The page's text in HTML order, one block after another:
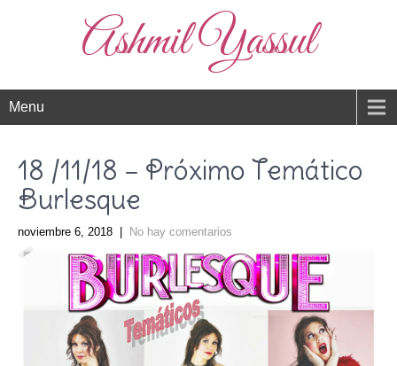
Ashmil Yassul
Menu
18 /11/18 – Próximo Temático
Burlesque
noviembre 6, 2018 No hay comentarios